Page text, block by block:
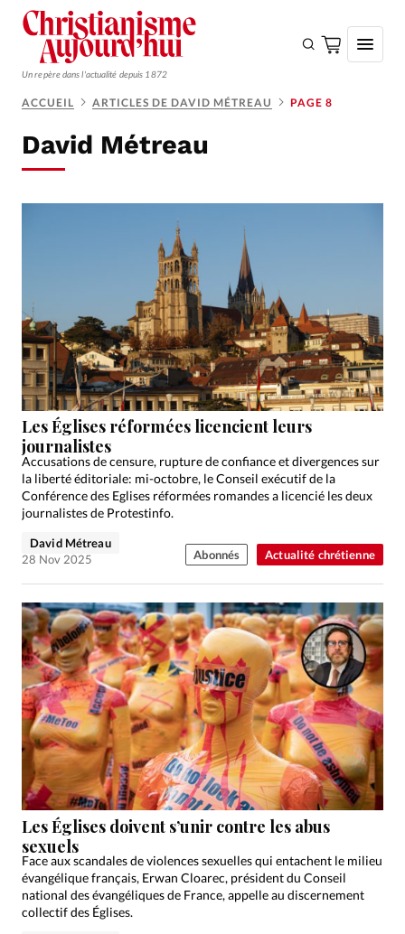
Un repère dans l'actualité depuis 1872
Monde
Emploi
Se connecter
Édition: Internationale
Devise:CHF
RUBRIQUES
Tous les articles
Actualité chrétienne
Actualité internationale
Dossier
Eglises Génération réveil
Monde
Société
Tour du monde des Eglises
Trait d'Ixène
Vécu
Vie Intérieure
ACCUEIL ARTICLES DE DAVID MÉTREAU PAGE 8
David Métreau
Actualité chrétienne
Les Églises réformées licencient leurs
journalistes
Accusations de censure, rupture de confiance et divergences sur
la liberté éditoriale: mi-octobre, le Conseil exécutif de la
Conférence des Eglises réformées romandes a licencié les deux
journalistes de Protestinfo.
David Métreau
28 Nov 2025
Abonnés
Les Églises doivent s’unir contre les abus
sexuels
Face aux scandales de violences sexuelles qui entachent le milieu
évangélique français, Erwan Cloarec, président du Conseil
national des évangéliques de France, appelle au discernement
collectif des Églises.